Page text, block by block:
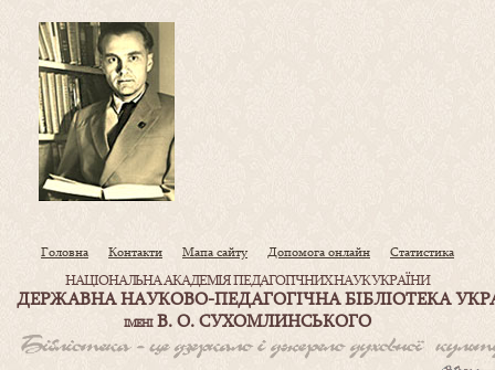
Головна Контакти Мапа сайту Допомога онлайн Статистика
НАЦІОНАЛЬНА АКАДЕМІЯ ПЕДАГОГІЧНИХ НАУК УКРАЇНИ
ДЕРЖАВНА НАУКОВО-ПЕДАГОГІЧНА БІБЛІОТЕКА
ІМЕНІВ. О. СУХОМЛИНСЬКОГО